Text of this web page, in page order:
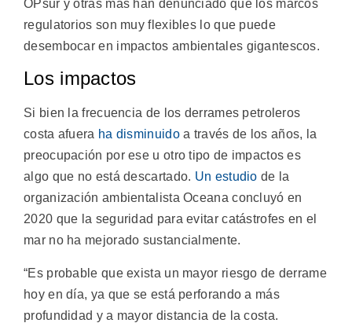
OPsur y otras más han denunciado que los marcos
regulatorios son muy flexibles lo que puede
desembocar en impactos ambientales gigantescos.
Los impactos
Si bien la frecuencia de los derrames petroleros
costa afuera ha disminuidoa través de los años, la
preocupación por ese u otro tipo de impactos es
algo que no está descartado. Un estudiode la
organización ambientalista Oceana concluyó en
2020 que la seguridad para evitar catástrofes en el
mar no ha mejorado sustancialmente.
“Es probable que exista un mayor riesgo de derrame
hoy en día, ya que se está perforando a más
profundidad y a mayor distancia de la costa.